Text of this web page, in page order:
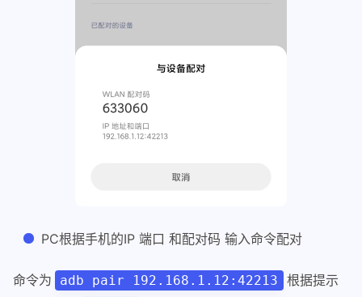
PC根据手机的IP 端口 和配对码 输入命令配对
命令为 adb pair 192.168.1.12:42213
根据提示